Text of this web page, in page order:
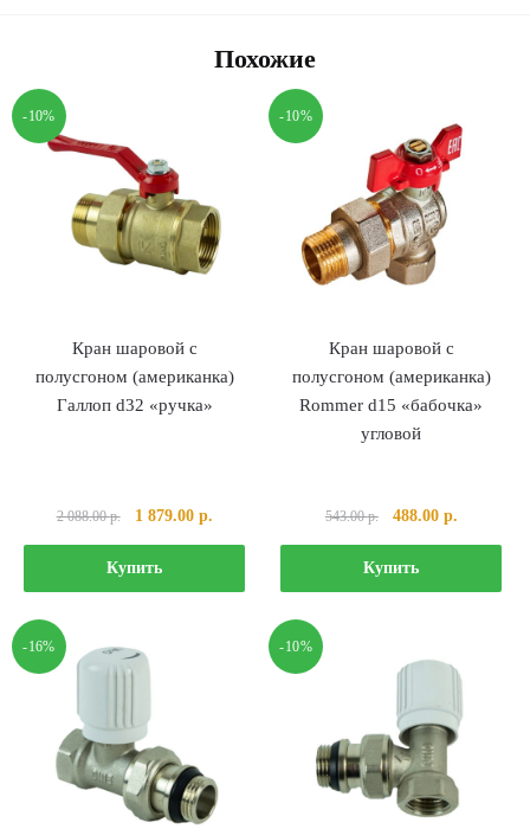
Похожие
-10%
Кран шаровой с
полусгоном (американка)
Галлоп d32 «ручка»
2 088.00р.
Первоначальная
цена
составляла
2
1 879.00 р.Текущая
цена:
879.00 р..
Купить
-10%
Кран шаровой с
полусгоном (американка)
Rommer d15 «бабочка»
угловой
543.00р.
Первоначальная
цена
составляла
543.00 р..
488.00 р.Текущая
цена:
Купить
-16% -10%